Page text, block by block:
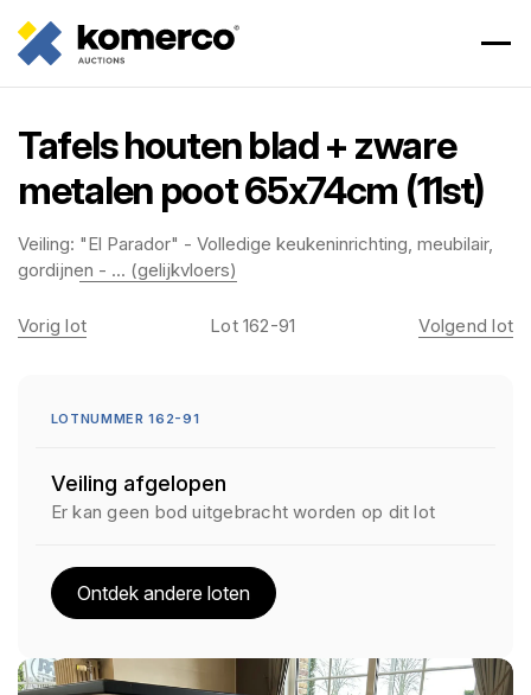
Tafels houten blad + zware
metalen poot 65x74cm (11st)
Veiling: "El Parador" - Volledige keukeninrichting, meubilair,
gordijnen - ... (gelijkvloers)
Vorig lot Lot 162-91 Volgend lot
LOTNUMMER 162-91
Veiling afgelopen
Er kan geen bod uitgebracht worden op dit lot
Ontdek andere loten